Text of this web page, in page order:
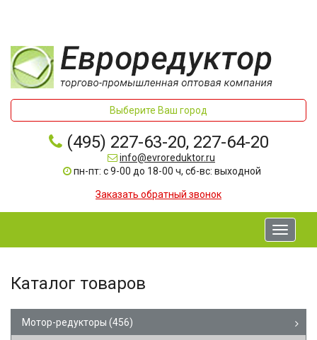
Выберите Ваш город
(495) 227-63-20, 227-64-20
info@evroreduktor.ru
пн-пт: с 9-00 до 18-00 ч, сб-вс: выходной
Заказать обратный звонок
Toggle
Каталог товаров
Мотор-редукторы (456)